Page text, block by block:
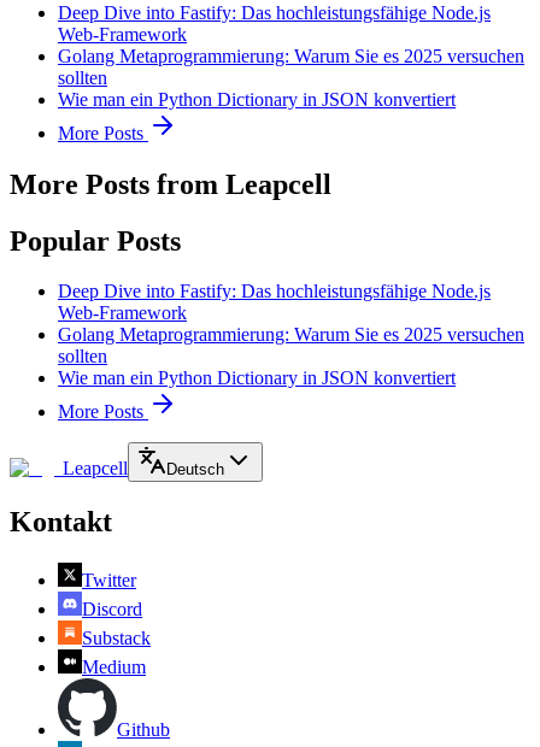
Deep Dive into Fastify: Das hochleistungsfähige Node.js
Web-Framework
Golang Metaprogrammierung: Warum Sie es 2025 versuchen
sollten
Wie man ein Python Dictionary in JSON konvertiert
More Posts
More Posts from Leapcell
Popular Posts
Deep Dive into Fastify: Das hochleistungsfähige Node.js
Web-Framework
Golang Metaprogrammierung: Warum Sie es 2025 versuchen
sollten
Wie man ein Python Dictionary in JSON konvertiert
More Posts
Leapcell Deutsch
Kontakt
Twitter
Discord
Substack
Medium
Github